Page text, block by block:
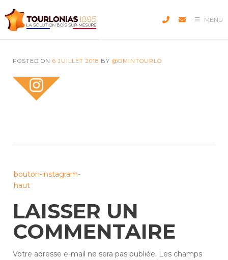
to
content
MENU
POSTED ON 6 JUILLET 2018 BY @DMINTOURLO
navigation
bouton-instagram-
haut
LAISSER UN
COMMENTAIRE
Votre adresse e-mail ne sera pas publiée. Les champs